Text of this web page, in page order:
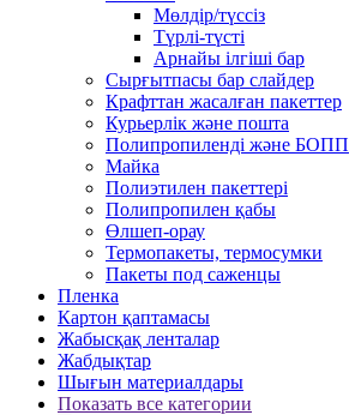
Мөлдір/түссіз
Түрлі-түсті
Арнайы ілгіші бар
Сырғытпасы бар слайдер
Крафттан жасалған пакеттер
Курьерлік және пошта
Полипропиленді және БОПП
Майка
Полиэтилен пакеттері
Полипропилен қабы
Өлшеп-орау
Термопакеты, термосумки
Пакеты под саженцы
Пленка
Картон қаптамасы
Жабысқақ ленталар
Жабдықтар
Шығын материалдары
Показать все категории